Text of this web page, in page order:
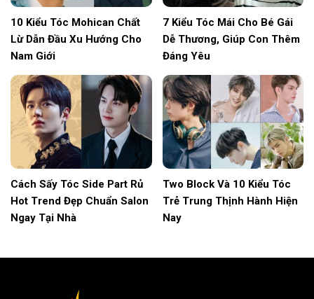
10 Kiểu Tóc Mohican Chất
Lừ Dẫn Đầu Xu Hướng Cho
Nam Giới
7 Kiểu Tóc Mái Cho Bé Gái
Dễ Thương, Giúp Con Thêm
Đáng Yêu
Cách Sấy Tóc Side Part Rủ
Hot Trend Đẹp Chuẩn Salon
Ngay Tại Nhà
Two Block Và 10 Kiểu Tóc
Trẻ Trung Thịnh Hành Hiện
Nay